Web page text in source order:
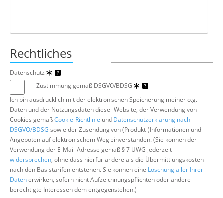
Rechtliches
Datenschutz
Zustimmung gemäß DSGVO/BDSG
Ich bin ausdrücklich mit der elektronischen Speicherung meiner o.g.
Daten und der Nutzungsdaten dieser Website, der Verwendung von
Cookies gemäßCookie-Richtlinie und Datenschutzerklärung nach
DSGVO/BDSG sowie der Zusendung von (Produkt-)Informationen und
Angeboten auf elektronischem Weg einverstanden. (Sie können der
Verwendung der E-Mail-Adresse gemäß § 7 UWG jederzeit
widersprechen, ohne dass hierfür andere als die Übermittlungskosten
nach den Basistarifen entstehen. Sie können eine Löschung aller Ihrer
Datenerwirken, sofern nicht Aufzeichnungspflichten oder andere
berechtigte Interessen dem entgegenstehen.)